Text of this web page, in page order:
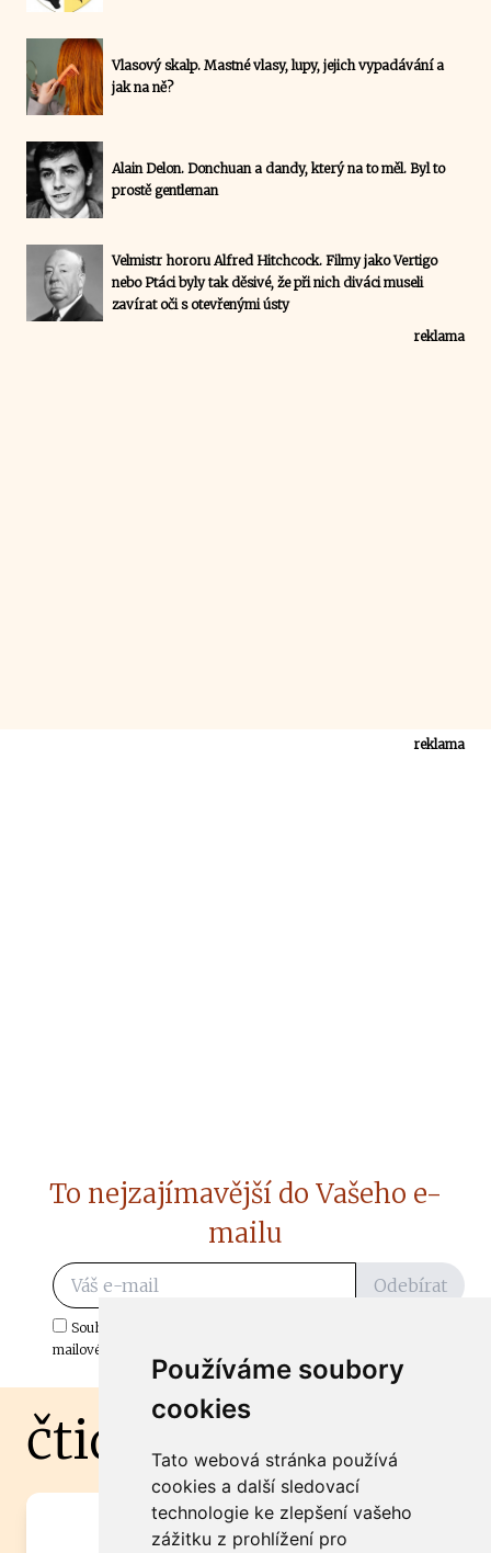
Používáme soubory
cookies
Tato webová stránka používá
cookies a další sledovací
technologie ke zlepšení vašeho
zážitku z prohlížení pro
Vlasový skalp. Mastné vlasy, lupy, jejich vypadávání a
jak na ně?
Alain Delon. Donchuan a dandy, který na to měl. Byl to
prostě gentleman
Velmistr hororu Alfred Hitchcock. Filmy jako Vertigo
nebo Ptáci byly tak děsivé, že při nich diváci museli
zavírat oči s otevřenými ústy
reklama
reklama
To nejzajímavější do Vašeho e-
mailu
Odebírat
Souhlasím s odběrem důležitých zpráv ze ČtiDoma.cz do mé e-
mailové schránky.
čtidoma.cz
Máte zajímavou informaci? Chcete